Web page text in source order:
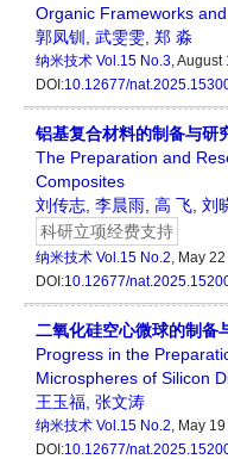
Organic Frameworks
郭凤钏
武雯雯 郑 淼
纳米技术 Vol.15 No.3, August
DOI:10.12677/
铝基复合材料的制备与研
The Preparation and
Composites
刘传志 李晨雨 高 飞 刘
科研立项经费支持
纳米技术 Vol.15 No.2, May
DOI:10.12677/
二氧化硅空心微球的制备
Progress in the
Microspheres of Silicon
王玉福 张文涛
纳米技术 Vol.15 No.2, May
DOI:10.12677/